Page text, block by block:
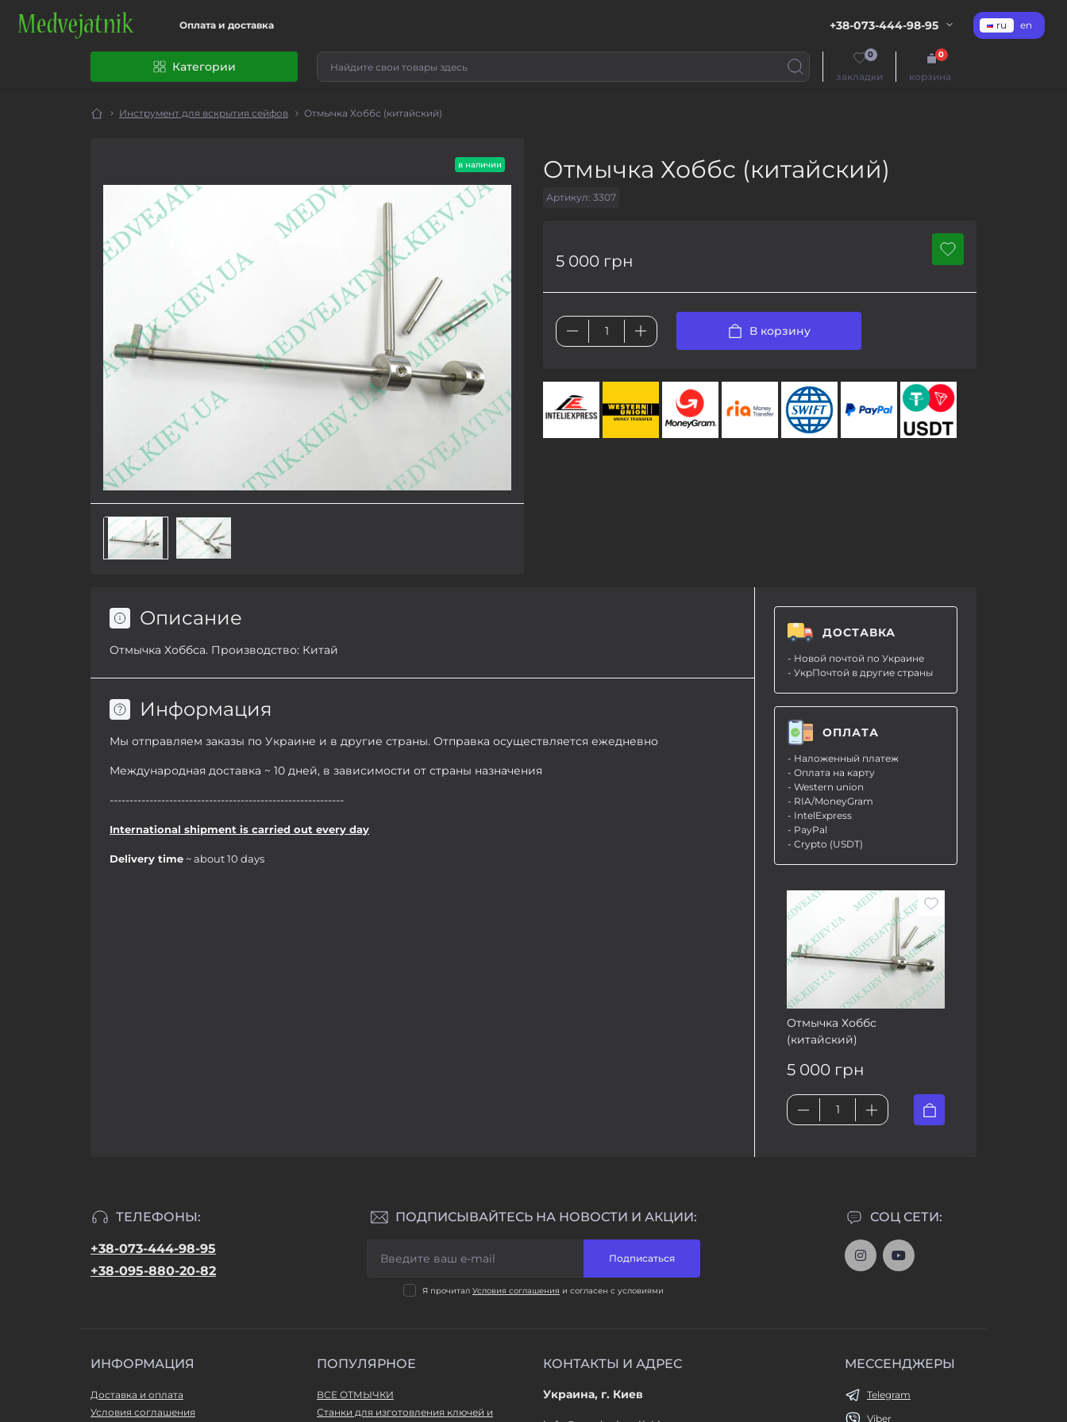
Оплата и доставка +38-073-444-98-95 ru en
Категории
закладки
0
корзина
0
Инструмент для вскрытия сейфов Отмычка Хоббс (китайский)
в наличии Отмычка Хоббс (китайский)
Артикул: 3307
5 000 грн
В корзину
Описание
Отмычка Хоббса. Производство: Китай
Информация
Мы отправляем заказы по Украине и в другие страны. Отправка осуществляется ежедневно
Международная доставка ~ 10 дней, в зависимости от страны назначения
-----------------------------------------------------------
International shipment is carried out every day
Delivery time ~ about 10 days
ДОСТАВКА
- Новой почтой по Украине
- УкрПочтой в другие страны
ОПЛАТА
- Наложенный платеж
- Оплата на карту
- Western union
- RIA/MoneyGram
- IntelExpress
- PayPal
- Crypto (USDT)
Отмычка Хоббс
(китайский)
5 000 грн
ТЕЛЕФОНЫ:
+38-073-444-98-95
+38-095-880-20-82
СОЦ СЕТИ:
ПОДПИСЫВАЙТЕСЬ НА НОВОСТИ И АКЦИИ:
Подписаться
Я прочитал Условия соглашения и согласен с условиями
ИНФОРМАЦИЯ
Доставка и оплата
Условия соглашения
ПОПУЛЯРНОЕ
ВСЕ ОТМЫЧКИ
Станки для изготовления ключей и
КОНТАКТЫ И АДРЕС
Украина, г. Киев
МЕССЕНДЖЕРЫ
Telegram
Viber